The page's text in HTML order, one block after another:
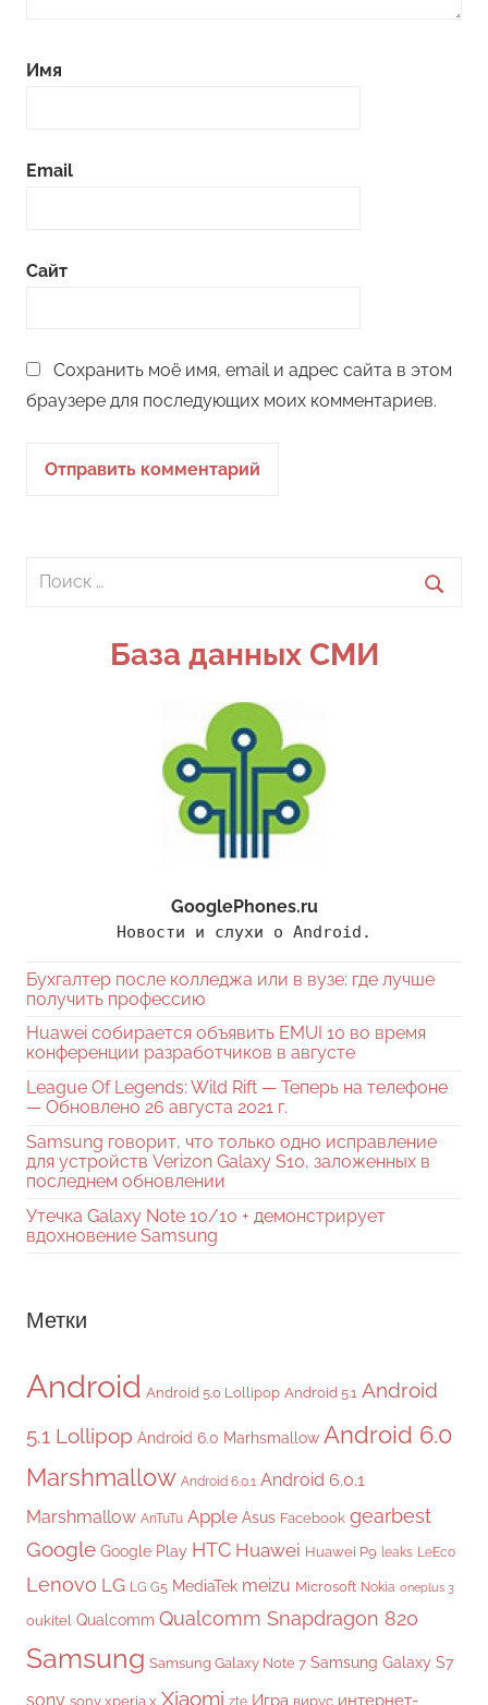
Имя
Email
Сайт
Сохранить моё имя, email и адрес сайта в этом
браузере для последующих моих комментариев.
Поиск
База данных СМИ
GooglePhones.ru
Новости и слухи о Android.
Бухгалтер после колледжа или в вузе: где лучше
получить профессию
Huawei собирается объявить EMUI 10 во время
конференции разработчиков в августе
League Of Legends: Wild Rift — Теперь на телефоне
— Обновлено 26 августа 2021 г.
Samsung говорит, что только одно исправление
для устройств Verizon Galaxy S10, заложенных в
последнем обновлении
Утечка Galaxy Note 10/10 + демонстрирует
вдохновение Samsung
Метки
Android Android 5.0 Lollipop Android 5.1 Android
5.1 Lollipop Android 6.0 Marhsmallow Android 6.0
Marshmallow Android 6.0.1 Android 6.0.1
Marshmallow AnTuTu Apple Asus Facebook gearbest
Google Google Play HTC Huawei Huawei P9 leaks LeEco
Lenovo LG LG G5 MediaTek meizu Microsoft Nokia oneplus 3
oukitel Qualcomm Qualcomm Snapdragon 820
Samsung Samsung Galaxy Note 7 Samsung Galaxy S7
sony sony xperia x Xiaomi Игра вирус интернет-